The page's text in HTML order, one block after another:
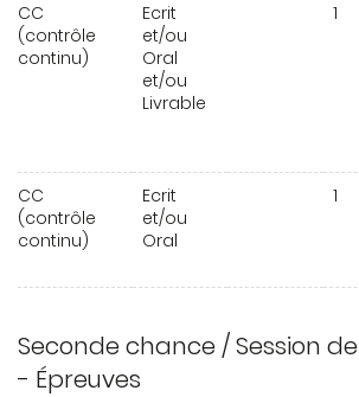
CC
(contrôle
continu)
Ecrit
et/ou
Oral
et/ou
Livrable
1
CC
(contrôle
continu)
Ecrit
et/ou
Oral
1
Seconde chance / Session
- Épreuves